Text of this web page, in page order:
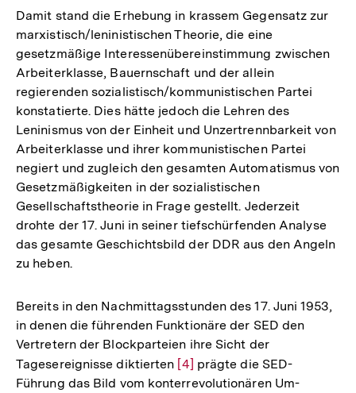
Damit stand die Erhebung in krassem Gegensatz zur
marxistisch/leninistischen Theorie, die eine
gesetzmäßige Interessenübereinstimmung zwischen
Arbeiterklasse, Bauernschaft und der allein
regierenden sozialistisch/kommunistischen Partei
konstatierte. Dies hätte jedoch die Lehren des
Leninismus von der Einheit und Unzertrennbarkeit von
Arbeiterklasse und ihrer kommunistischen Partei
negiert und zugleich den gesamten Automatismus von
Gesetzmäßigkeiten in der sozialistischen
Gesellschaftstheorie in Frage gestellt. Jederzeit
drohte der 17. Juni in seiner tiefschürfenden Analyse
das gesamte Geschichtsbild der DDR aus den Angeln
zu heben.
Bereits in den Nachmittagsstunden des 17. Juni 1953,
in denen die führenden Funktionäre der SED den
Vertretern der Blockparteien ihre Sicht der
Tagesereignisse diktierten Zur
Auflösung
[4] prägte die SED-
Führung das Bild vom konterrevolutionären Um-